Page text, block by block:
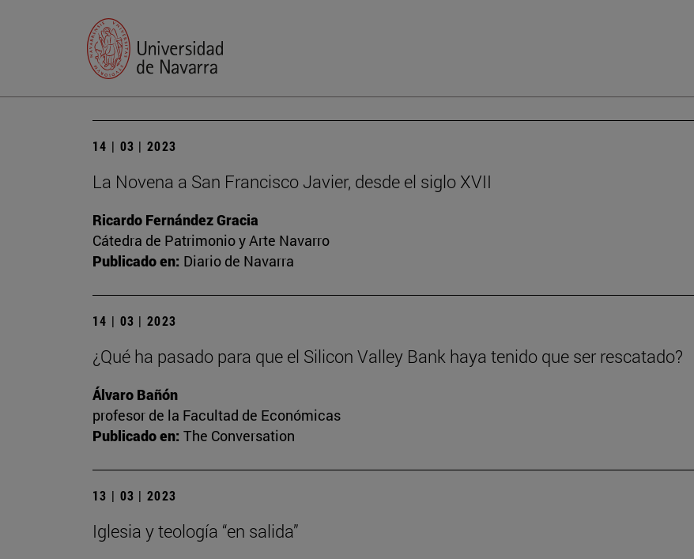
14 | 03 | 2023
La Novena a San Francisco Javier, desde el siglo XVII
Ricardo Fernández Gracia
Cátedra de Patrimonio y Arte Navarro
Publicado en: Diario de Navarra
14 | 03 | 2023
¿Qué ha pasado para que el Silicon Valley Bank haya tenido que ser rescatado?
Álvaro Bañón
profesor de la Facultad de Económicas
Publicado en: The Conversation
13 | 03 | 2023
Iglesia y teología “en salida”